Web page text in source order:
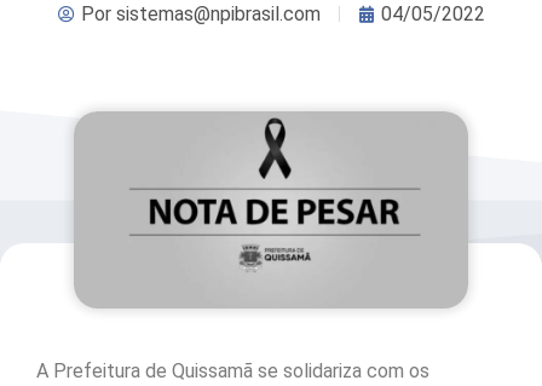
Porsistemas@npibrasil.com 04/05/2022
A Prefeitura de Quissamã se solidariza com os